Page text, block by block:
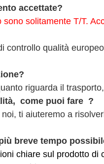
accettate?
solitamente T/T.
controllo qualità
riguarda il
come puoi fare ?
ti aiuteremo a
breve tempo
chiare sul prodotto